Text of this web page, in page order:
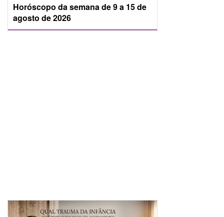
Horóscopo da semana de 9 a 15 de
agosto de 2026